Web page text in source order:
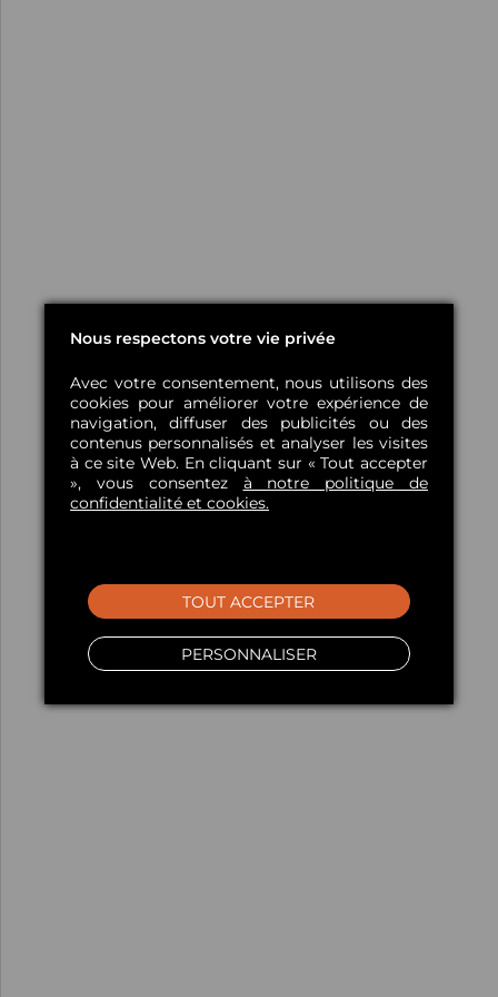
Nous respectons votre vie privée
Avec votre consentement, nous utilisons des
cookies pour améliorer votre expérience de
navigation, diffuser des publicités ou des
contenus personnalisés et analyser les visites
à ce site Web. En cliquant sur « Tout accepter
», vous consentez à notre politique de
confidentialité et cookies.
PERSONNALISER
TOUT ACCEPTER